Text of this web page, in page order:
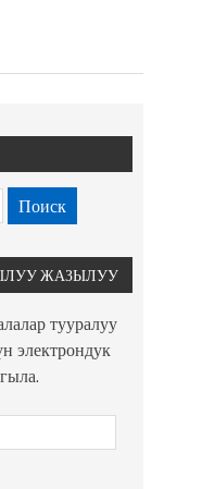
ЖАЗЫЛУУ
тууралуу
электрондук